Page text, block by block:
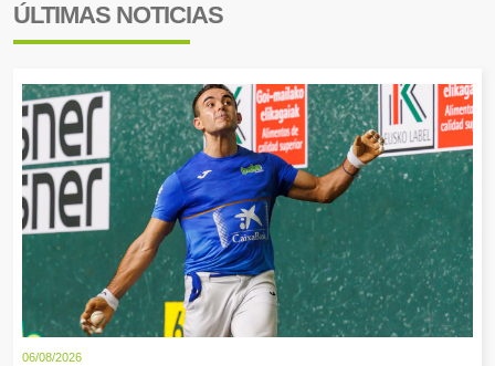
ÚLTIMAS NOTICIAS
06/08/2026